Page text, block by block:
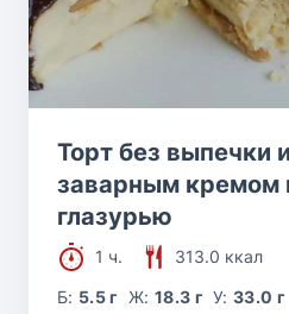
Торт без выпечки
заварным кремом
глазурью
1 ч.
313.0 ккал
Б: 5.5 г Ж: 18.3 г У:33.0 г